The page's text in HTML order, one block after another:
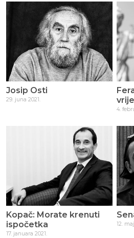
Josip Osti
29. juna 2021.
4.
Kopač: Morate krenuti
ispočetka
17. januara 2021.
12.